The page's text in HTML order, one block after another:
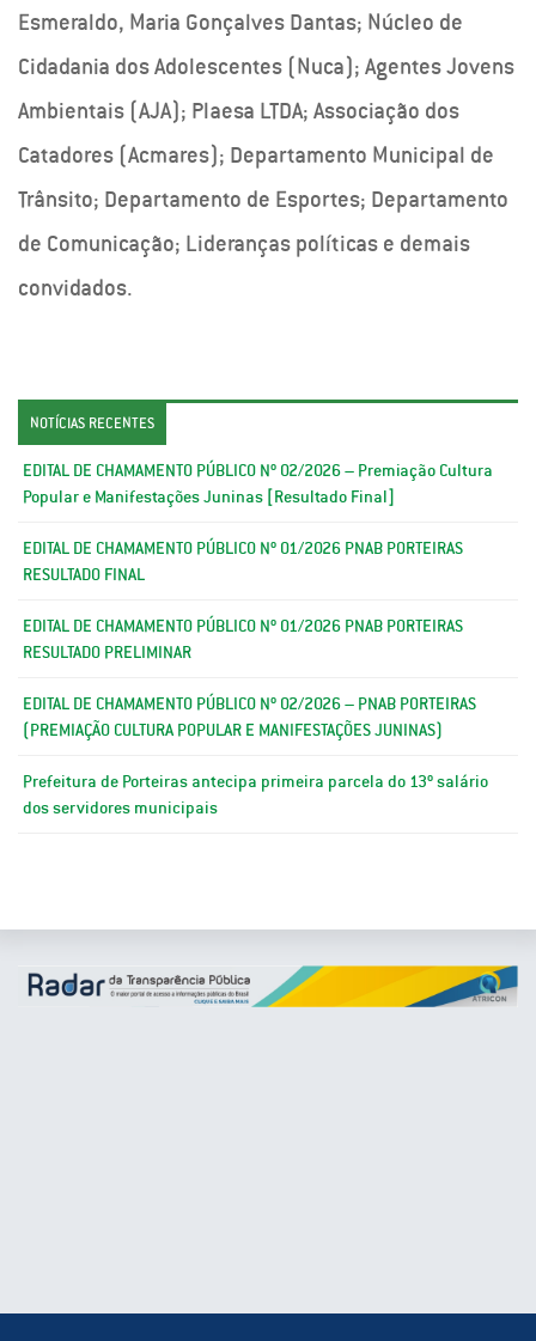
Esmeraldo, Maria Gonçalves Dantas; Núcleo de
Cidadania dos Adolescentes (Nuca); Agentes Jovens
Ambientais (AJA); Plaesa LTDA; Associação dos
Catadores (Acmares); Departamento Municipal de
Trânsito; Departamento de Esportes; Departamento
de Comunicação; Lideranças políticas e demais
convidados.
NOTÍCIAS RECENTES
EDITAL DE CHAMAMENTO PÚBLICO Nº 02/2026 – Premiação Cultura
Popular e Manifestações Juninas [Resultado Final]
EDITAL DE CHAMAMENTO PÚBLICO Nº 01/2026 PNAB PORTEIRAS
RESULTADO FINAL
EDITAL DE CHAMAMENTO PÚBLICO Nº 01/2026 PNAB PORTEIRAS
RESULTADO PRELIMINAR
EDITAL DE CHAMAMENTO PÚBLICO Nº 02/2026 – PNAB PORTEIRAS
(PREMIAÇÃO CULTURA POPULAR E MANIFESTAÇÕES JUNINAS)
Prefeitura de Porteiras antecipa primeira parcela do 13º salário
dos servidores municipais